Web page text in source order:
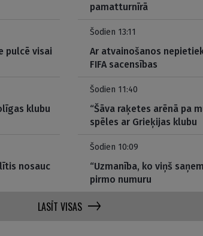
pamatturnīrā
pulcē visai
Šodien 13:11
Ar atvainošanos
FIFA sacensības
klubu
Šodien 11:40
“Šāva raķetes arēnā pa
spēles ar Grieķijas klubu
nosauc
Šodien 10:09
“Uzmanība, ko viņš
pirmo numuru
LASĪT VISAS